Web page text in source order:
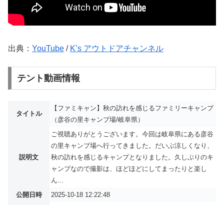
出典： YouTube / K’s アウトドアチャンネル
テント動画情報
タイトル
【ファミキャン】秋の訪れを感じるファミリーキャンプ
（彦谷の里キャンプ場/岐阜県）
説明文
ご視聴ありがとうございます。今回は岐阜県にある彦谷
の里キャンプ場へ行ってきました。だいぶ涼しくなり、
秋の訪れを感じるキャンプとなりました。久しぶりのキ
ャンプなので撮影は、ほどほどにしてまったりと楽し
ん...
公開日時
2025-10-18 12:22:48